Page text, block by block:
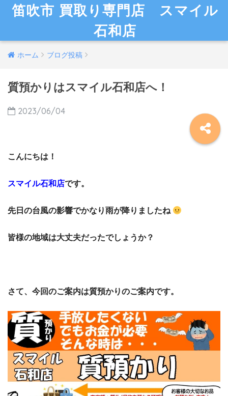
笛吹市 買取り専門店 スマイル
石和店
ホーム ブログ投稿
質預かりはスマイル石和店へ！
2023/06/04
こんにちは！
スマイル石和店です。
先日の台風の影響でかなり雨が降りましたね
皆様の地域は大丈夫だったでしょうか？
さて、今回のご案内は質預かりのご案内です。